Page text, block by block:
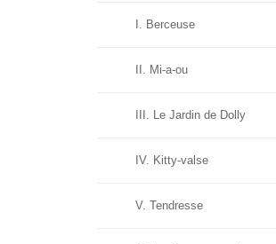
I. Berceuse
II. Mi-a-ou
III. Le Jardin de Dolly
IV. Kitty-valse
V. Tendresse